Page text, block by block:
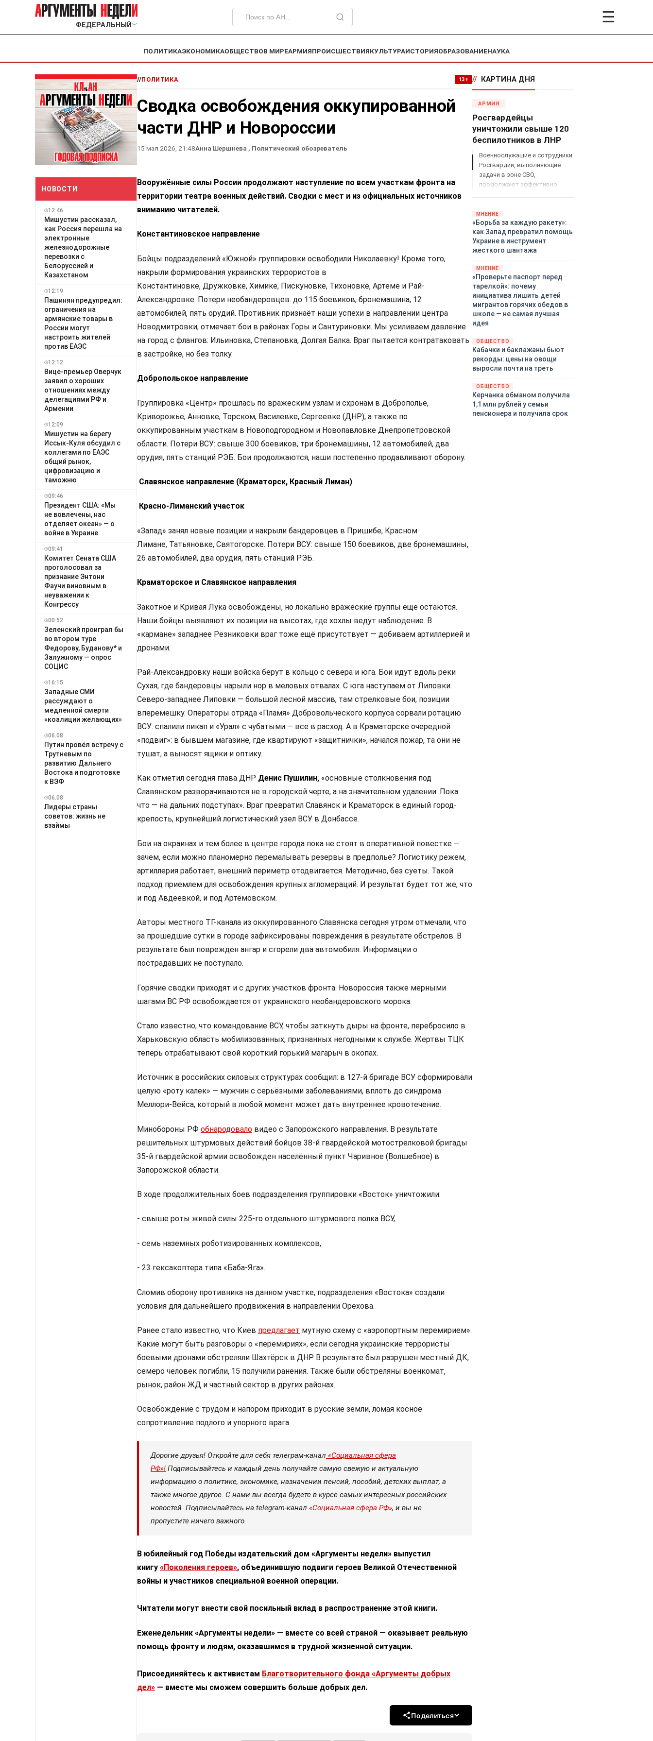
ФЕДЕРАЛЬНЫЙ ﹀ ☰
ПОЛИТИКАЭКОНОМИКАОБЩЕСТВОВ МИРЕАРМИЯПРОИСШЕСТВИЯКУЛЬТУРАИСТОРИЯОБРАЗОВАНИЕНАУКА
НОВОСТИ
12:46
Мишустин рассказал,
как Россия перешла на
электронные
железнодорожные
перевозки с
Белоруссией и
Казахстаном
12:19
Пашинян предупредил:
ограничения на
армянские товары в
России могут
настроить жителей
против ЕАЭС
12:12
Вице-премьер Оверчук
заявил о хороших
отношениях между
делегациями РФ и
Армении
12:09
Мишустин на берегу
Иссык-Куля обсудил с
коллегами по ЕАЭС
общий рынок,
цифровизацию и
таможню
09:46
Президент США: «Мы
не вовлечены, нас
отделяет океан» — о
войне в Украине
09:41
Комитет Сената США
проголосовал за
признание Энтони
Фаучи виновным в
неуважении к
Конгрессу
00:52
Зеленский проиграл бы
во втором туре
Федорову, Буданову* и
Залужному — опрос
СОЦИС
16:15
Западные СМИ
рассуждают о
медленной смерти
«коалиции желающих»
06.08
Путин провёл встречу с
Трутневым по
развитию Дальнего
Востока и подготовке
к ВЭФ
06.08
Лидеры страны
советов: жизнь не
взаймы
//ПОЛИТИКА 13+
Сводка освобождения оккупированной
части ДНР и Новороссии
15 мая 2026, 21:48Анна Шершнева , Политический обозреватель
Вооружённые силы России продолжают наступление по всем участкам фронта на
территории театра военных действий. Сводки с мест и из официальных источников
вниманию читателей.
Константиновское направление
Бойцы подразделений «Южной» группировки освободили Николаевку! Кроме того,
накрыли формирования украинских террористов в
Константиновке, Дружковке, Химике, Пискуновке, Тихоновке, Артеме и Рай-
Александровке. Потери необандеровцев: до 115 боевиков, бронемашина, 12
автомобилей, пять орудий. Противник признаёт наши успехи в направлении центра
Новодмитровки, отмечает бои в районах Горы и Сантуриновки. Мы усиливаем давление
на город с флангов: Ильиновка, Степановка, Долгая Балка. Враг пытается контратаковать
в застройке, но без толку.
Добропольское направление
Группировка «Центр» прошлась по вражеским узлам и схронам в Доброполье,
Криворожье, Анновке, Торском, Василевке, Сергеевке (ДНР), а также по
оккупированным участкам в Новоподгородном и Новопавловке Днепропетровской
области. Потери ВСУ: свыше 300 боевиков, три бронемашины, 12 автомобилей, два
орудия, пять станций РЭБ. Бои продолжаются, наши постепенно продавливают оборону.
Славянское направление (Краматорск, Красный Лиман)
Красно-Лиманский участок
«Запад» занял новые позиции и накрыли бандеровцев в Пришибе, Красном
Лимане, Татьяновке, Святогорске. Потери ВСУ: свыше 150 боевиков, две бронемашины,
26 автомобилей, два орудия, пять станций РЭБ.
Краматорское и Славянское направления
Закотное и Кривая Лука освобождены, но локально вражеские группы еще остаются.
Наши бойцы выявляют их позиции на высотах, где хохлы ведут наблюдение. В
«кармане» западнее Резниковки враг тоже ещё присутствует — добиваем артиллерией и
дронами.
Рай-Александровку наши войска берут в кольцо с севера и юга. Бои идут вдоль реки
Сухая, где бандеровцы нарыли нор в меловых отвалах. С юга наступаем от Липовки.
Северо-западнее Липовки — большой лесной массив, там стрелковые бои, позиции
вперемешку. Операторы отряда «Пламя» Добровольческого корпуса сорвали ротацию
ВСУ: спалили пикап и «Урал» с чубатыми — все в расход. А в Краматорске очередной
«подвиг»: в бывшем магазине, где квартируют «защитнички», начался пожар, та они не
тушат, а выносят ящики и оптику.
Как отметил сегодня глава ДНР Денис Пушилин, «основные столкновения под
Славянском разворачиваются не в городской черте, а на значительном удалении. Пока
что — на дальних подступах». Враг превратил Славянск и Краматорск в единый город-
крепость, крупнейший логистический узел ВСУ в Донбассе.
Бои на окраинах и тем более в центре города пока не стоят в оперативной повестке —
зачем, если можно планомерно перемалывать резервы в предполье? Логистику режем,
артиллерия работает, внешний периметр отодвигается. Методично, без суеты. Такой
подход приемлем для освобождения крупных агломераций. И результат будет тот же, что
и под Авдеевкой, и под Артёмовском.
Авторы местного ТГ-канала из оккупированного Славянска сегодня утром отмечали, что
за прошедшие сутки в городе зафиксированы повреждения в результате обстрелов. В
результате был поврежден ангар и сгорели два автомобиля. Информации о
пострадавших не поступало.
Горячие сводки приходят и с других участков фронта. Новороссия также мерными
шагами ВС РФ освобождается от украинского необандеровского морока.
Стало известно, что командование ВСУ, чтобы заткнуть дыры на фронте, перебросило в
Харьковскую область мобилизованных, признанных негодными к службе. Жертвы ТЦК
теперь отрабатывают свой короткий горький магарыч в окопах.
Источник в российских силовых структурах сообщил: в 127-й бригаде ВСУ сформировали
целую «роту калек» — мужчин с серьёзными заболеваниями, вплоть до синдрома
Меллори-Вейса, который в любой момент может дать внутреннее кровотечение.
Минобороны РФ обнародовало видео с Запорожского направления. В результате
решительных штурмовых действий бойцов 38-й гвардейской мотострелковой бригады
35-й гвардейской армии освобожден населённый пункт Чаривное (Волшебное) в
Запорожской области.
В ходе продолжительных боев подразделения группировки «Восток» уничтожили:
- свыше роты живой силы 225-го отдельного штурмового полка ВСУ,
- семь наземных роботизированных комплексов,
- 23 гексакоптера типа «Баба-Яга».
Сломив оборону противника на данном участке, подразделения «Востока» создали
условия для дальнейшего продвижения в направлении Орехова.
Ранее стало известно, что Киев предлагает мутную схему с «аэропортным перемирием».
Какие могут быть разговоры о «перемириях», если сегодня украинские террористы
боевыми дронами обстреляли Шахтёрск в ДНР. В результате был разрушен местный ДК,
семеро человек погибли, 15 получили ранения. Также были обстреляны военкомат,
рынок, район ЖД и частный сектор в других районах.
Освобождение с трудом и напором приходит в русские земли, ломая косное
сопротивление подлого и упорного врага.
Дорогие друзья! Откройте для себя телеграм-канал «Социальная сфера
РФ»! Подписывайтесь и каждый день получайте самую свежую и актуальную
информацию о политике, экономике, назначении пенсий, пособий, детских выплат, а
также многое другое. С нами вы всегда будете в курсе самых интересных российских
новостей. Подписывайтесь на telegram-канал «Социальная сфера РФ», и вы не
пропустите ничего важного.
В юбилейный год Победы издательский дом «Аргументы недели» выпустил
книгу «Поколения героев», объединившую подвиги героев Великой Отечественной
войны и участников специальной военной операции.
Читатели могут внести свой посильный вклад в распространение этой книги.
Еженедельник «Аргументы недели» — вместе со всей страной — оказывает реальную
помощь фронту и людям, оказавшимся в трудной жизненной ситуации.
Присоединяйтесь к активистам Благотворительного фонда «Аргументы добрых
дел» — вместе мы сможем совершить больше добрых дел.
Поделиться
// КАРТИНА ДНЯ
АРМИЯ
Росгвардейцы
уничтожили свыше 120
беспилотников в ЛНР
Военнослужащие и сотрудники
Росгвардии, выполняющие
задачи в зоне СВО,
продолжают эффективно
МНЕНИЕ
«Борьба за каждую ракету»:
как Запад превратил помощь
Украине в инструмент
жесткого шантажа
МНЕНИЕ
«Проверьте паспорт перед
тарелкой»: почему
инициатива лишить детей
мигрантов горячих обедов в
школе — не самая лучшая
идея
ОБЩЕСТВО
Кабачки и баклажаны бьют
рекорды: цены на овощи
выросли почти на треть
ОБЩЕСТВО
Керчанка обманом получила
1,1 млн рублей у семьи
пенсионера и получила срок